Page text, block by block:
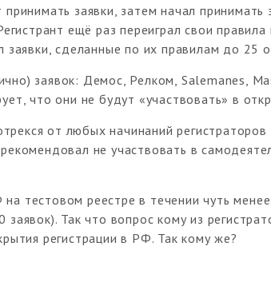
заявки, затем начал принимать
ещё раз переиграл свои правила
сделанные по их правилам до 25
заявок: Демос, Релком, Salemanes,
что они не будут «участвовать» в
от любых начинаний регистраторов
не участвовать в
тестовом реестре в течении чуть
Так что вопрос кому из
регистрации в РФ. Так кому же?